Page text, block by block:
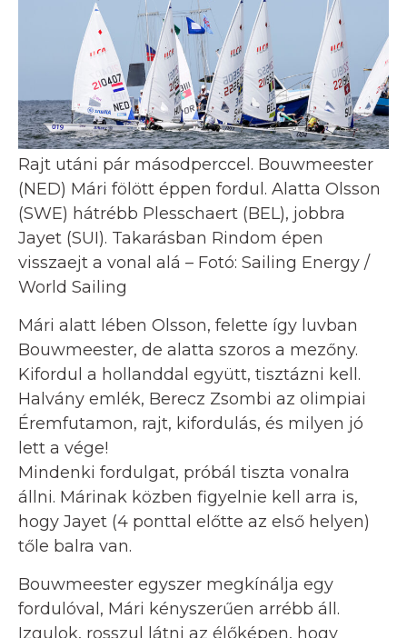
Rajt utáni pár másodperccel. Bouwmeester
(NED) Mári fölött éppen fordul. Alatta Olsson
(SWE) hátrébb Plesschaert (BEL), jobbra
Jayet (SUI). Takarásban Rindom épen
visszaejt a vonal alá – Fotó: Sailing Energy /
World Sailing
Mári alatt lében Olsson, felette így luvban
Bouwmeester, de alatta szoros a mezőny.
Kifordul a hollanddal együtt, tisztázni kell.
Halvány emlék, Berecz Zsombi az olimpiai
Éremfutamon, rajt, kifordulás, és milyen jó
lett a vége!
Mindenki fordulgat, próbál tiszta vonalra
állni. Márinak közben figyelnie kell arra is,
hogy Jayet (4 ponttal előtte az első helyen)
tőle balra van.
Bouwmeester egyszer megkínálja egy
fordulóval, Mári kényszerűen arrébb áll.
Izgulok, rosszul látni az élőképen, hogy